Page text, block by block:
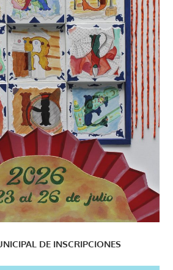
DE INSCRIPCIONES